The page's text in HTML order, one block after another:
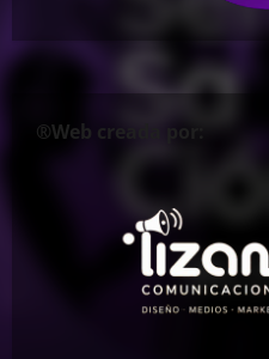
®Web creada por: